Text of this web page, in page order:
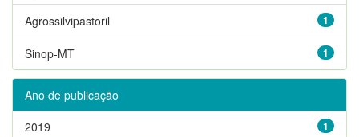
1
Agrossilvipastoril
1
Sinop-MT
Ano de publicação
1
2019